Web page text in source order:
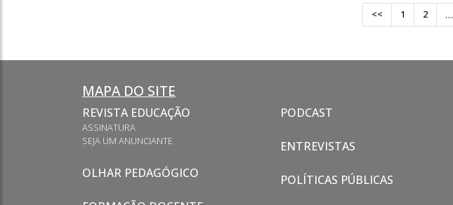
<< 1 2 …
MAPA DO SITE
REVISTA EDUCAÇÃO
ASSINATURA
SEJA UM ANUNCIANTE
OLHAR PEDAGÓGICO
PODCAST
ENTREVISTAS
POLÍTICAS PÚBLICAS